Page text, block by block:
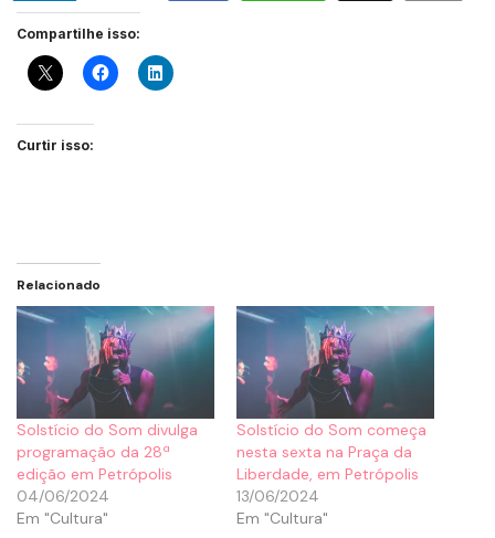
Compartilhe isso:
Curtir isso:
Relacionado
Solstício do Som divulga
programação da 28ª
edição em Petrópolis
04/06/2024
Em "Cultura"
Solstício do Som começa
nesta sexta na Praça da
Liberdade, em Petrópolis
13/06/2024
Em "Cultura"